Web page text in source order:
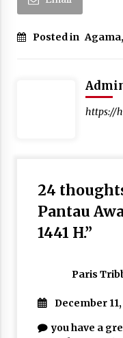
Posted in Agama,
https://
24
Pantau
1441 H.”
Paris
December 11,
you have a